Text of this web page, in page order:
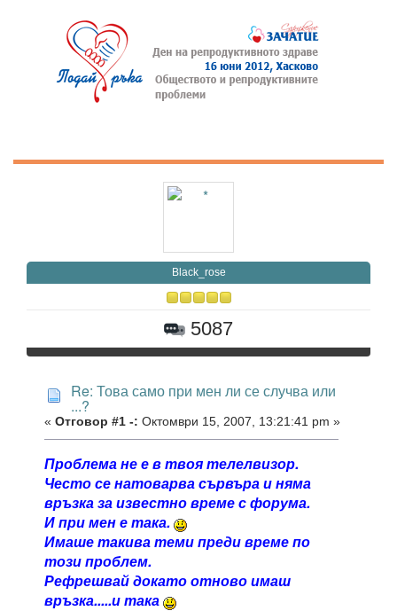
Black_rose
5087
Re: Това само при мен ли се случва или
...?
« Отговор #1 -: Октомври 15, 2007, 13:21:41 pm »
Проблема не е в твоя телелвизор.
Често се натоварва сървъра и няма
връзка за известно време с форума.
И при мен е така.
Имаше такива теми преди време по
този проблем.
Рефрешвай докато отново имаш
връзка.....и така